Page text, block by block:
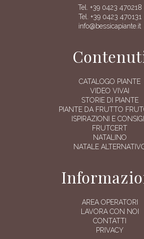
Tel. +39 0423 470218
Tel. +39 0423 470131
info@bessicapiante.it
CATALOGO PIANTE
VIDEO VIVAI
STORIE DI PIANTE
PIANTE DA FRUTTO
ISPIRAZIONI E CONSIGLI
FRUTCERT
NATALINO
NATALE
AREA OPERATORI
LAVORA CON NOI
CONTATTI
PRIVACY